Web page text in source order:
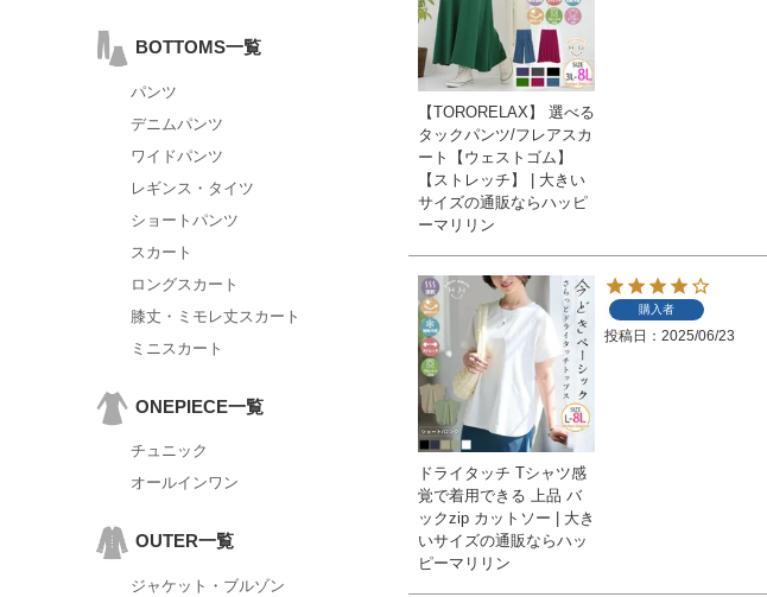
BOTTOMS一覧
パンツ
デニムパンツ
ワイドパンツ
レギンス・タイツ
ショートパンツ
スカート
ロングスカート
膝丈・ミモレ丈スカート
ミニスカート
ONEPIECE一覧
チュニック
オールインワン
OUTER一覧
ジャケット・ブルゾン
【TORORELAX】 選べる
タックパンツ/フレアスカ
ート【ウェストゴム】
【ストレッチ】 | 大きい
サイズの通販ならハッピ
ーマリリン
ドライタッチ Tシャツ感
覚で着用できる 上品 バ
ックzip カットソー | 大き
いサイズの通販ならハッ
ピーマリリン
購入者
投稿日 2025/06/23